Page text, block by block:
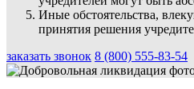
Иные обстоятельства,
принятия решения
заказать звонок 8 (800) 555-83-54